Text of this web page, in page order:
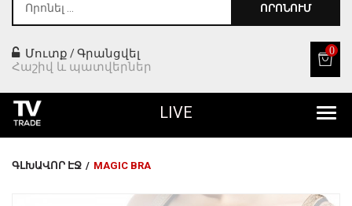
ՈՐՈՆՈՒՄ
Մուտք /Գրանցվել
Հաշիվ և պատվերներ
0
LIVE
ԳԼԽԱՎՈՐ ԷՋ / MAGIC BRA